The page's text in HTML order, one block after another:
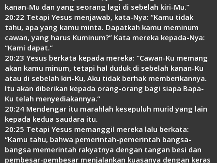
kanan-Mu dan yang seorang lagi di sebelah kiri-Mu.”
20:22 Tetapi Yesus menjawab, kata-Nya: “Kamu tidak
tahu, apa yang kamu minta. Dapatkah kamu meminum
cawan, yang harus Kuminum?” Kata mereka kepada-Nya:
“Kami dapat.”
20:23 Yesus berkata kepada mereka: “Cawan-Ku memang
akan kamu minum, tetapi hal duduk di sebelah kanan-Ku
atau di sebelah kiri-Ku, Aku tidak berhak memberikannya.
Itu akan diberikan kepada orang-orang bagi siapa Bapa-
Ku telah menyediakannya.”
20:24 Mendengar itu marahlah kesepuluh murid yang lain
kepada kedua saudara itu.
20:25 Tetapi Yesus memanggil mereka lalu berkata:
“Kamu tahu, bahwa pemerintah-pemerintah bangsa-
bangsa memerintah rakyatnya dengan tangan besi dan
pembesar-pembesar menjalankan kuasanya dengan keras